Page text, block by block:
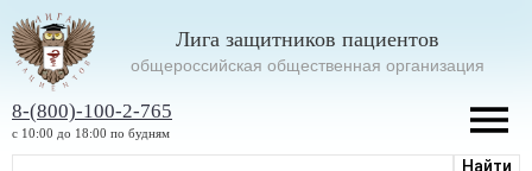
Лига защитников пациентов
oбщероссийская общественная организация
8-(800)-100-2-765
с 10:00 до 18:00 по будням